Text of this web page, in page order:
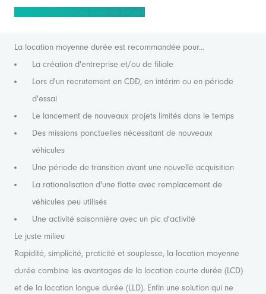
Prendre rendez-vous avec un expert
La location moyenne durée est recommandée pour...
La création d'entreprise et/ou de filiale
Lors d'un recrutement en CDD, en intérim ou en période
d'essai
Le lancement de nouveaux projets limités dans le temps
Des missions ponctuelles nécessitant de nouveaux
véhicules
Une période de transition avant une nouvelle acquisition
La rationalisation d'une flotte avec remplacement de
véhicules peu utilisés
Une activité saisonnière avec un pic d'activité
Le juste milieu
Rapidité, simplicité, praticité et souplesse, la location moyenne
durée combine les avantages de la location courte durée (LCD)
et de la location longue durée (LLD). Enfin une solution qui ne